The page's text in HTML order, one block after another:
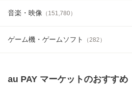
音楽・映像 （ 151,780）
ゲーム機・ゲームソフト （282 ）
au PAY マーケットのおすすめ